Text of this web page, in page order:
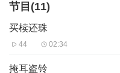
节目(11)
买椟还珠
44 02:34
掩耳盗铃